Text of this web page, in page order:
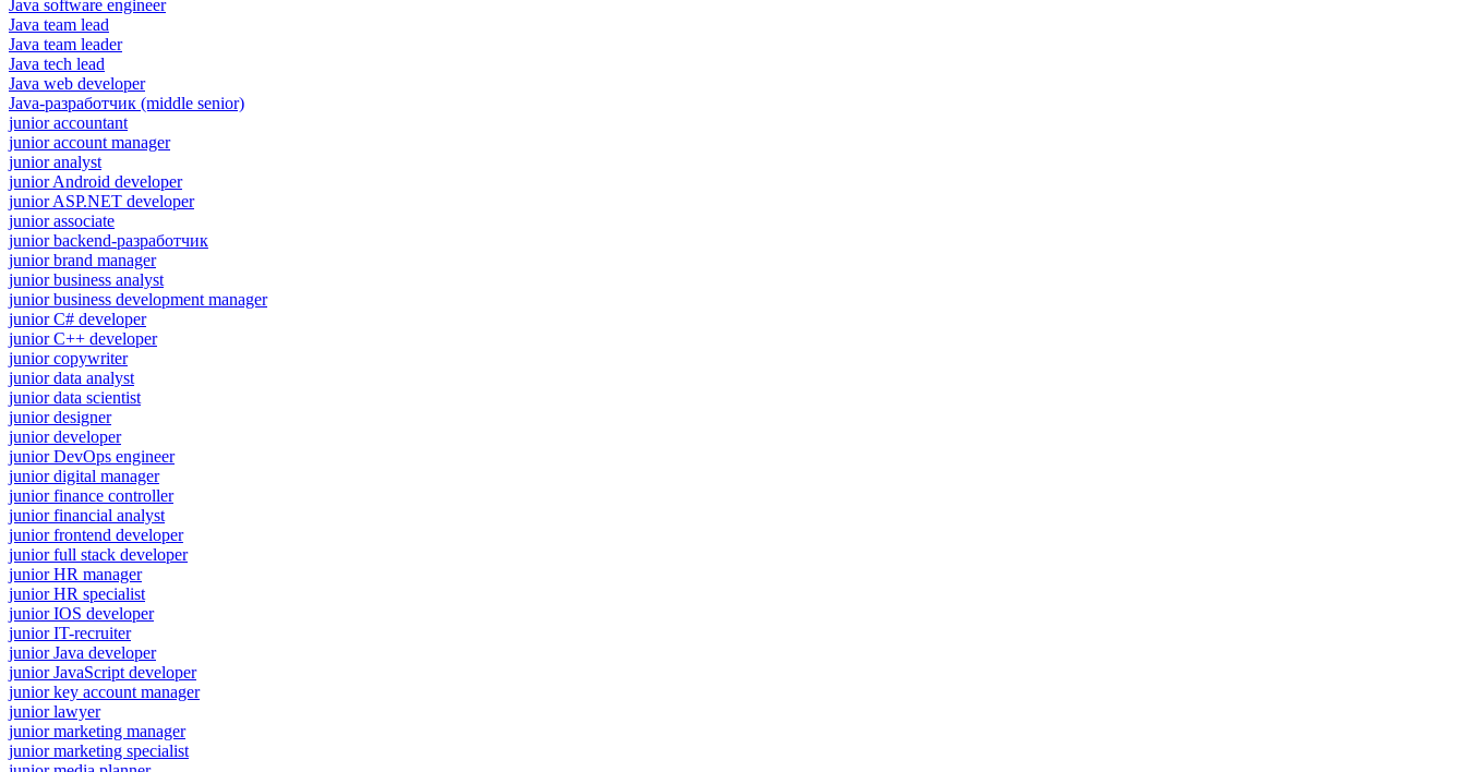
Java software engineer
Java team lead
Java team leader
Java tech lead
Java web developer
Java-разработчик (middle senior)
junior accountant
junior account manager
junior analyst
junior Android developer
junior ASP.NET developer
junior associate
junior backend-разработчик
junior brand manager
junior business analyst
junior business development manager
junior C# developer
junior C++ developer
junior copywriter
junior data analyst
junior data scientist
junior designer
junior developer
junior DevOps engineer
junior digital manager
junior finance controller
junior financial analyst
junior frontend developer
junior full stack developer
junior HR manager
junior HR specialist
junior IOS developer
junior IT-recruiter
junior Java developer
junior JavaScript developer
junior key account manager
junior lawyer
junior marketing manager
junior marketing specialist